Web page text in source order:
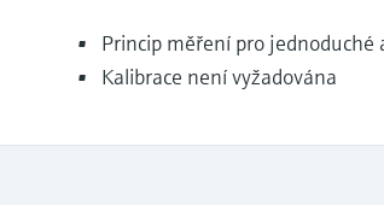
Princip měření pro jednoduché
Kalibrace není vyžadována